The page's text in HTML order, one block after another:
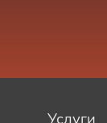
Услуги